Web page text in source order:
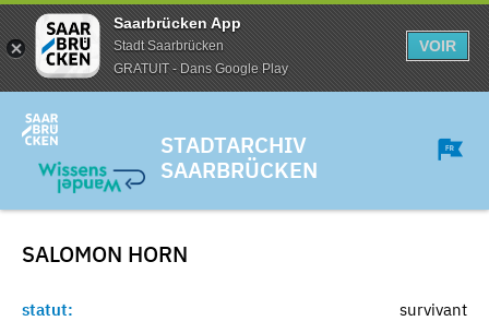
Saarbrücken App
Stadt Saarbrücken
GRATUIT - Dans Google Play
VOIR
STADTARCHIV
SAARBRÜCKEN
SALOMON HORN
statut:
survivant